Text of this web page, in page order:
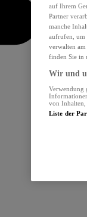
auf Ihrem
Partner
manche
aufrufen, um
verwalten
finden Sie in
Wir und
Verwendung
von Inhalten,
Liste der